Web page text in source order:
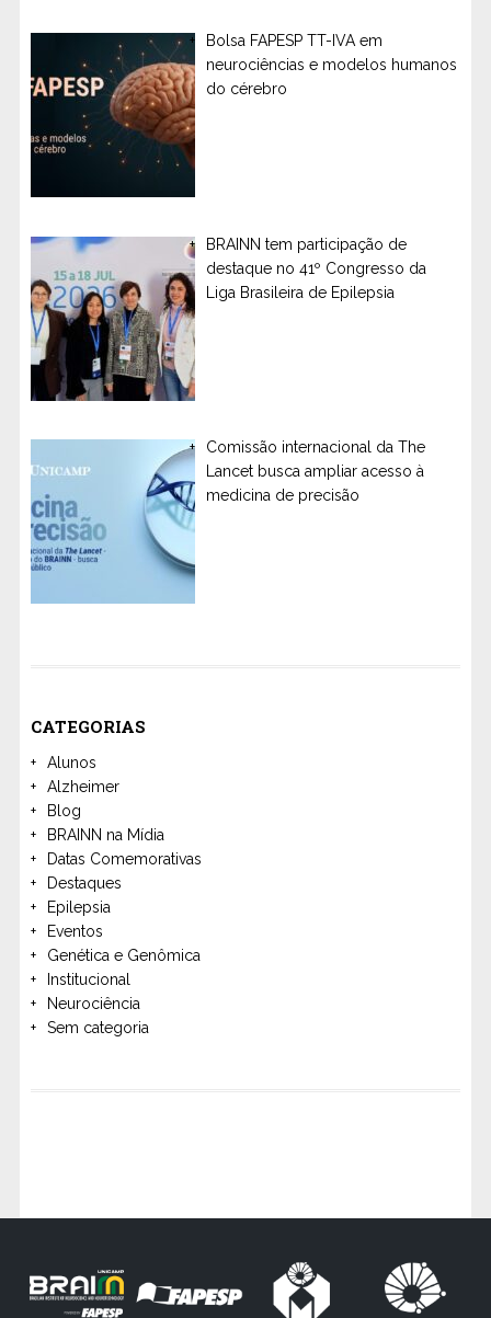
Bolsa FAPESP TT-IVA em
neurociências e modelos humanos
do cérebro
BRAINN tem participação de
destaque no 41º Congresso da
Liga Brasileira de Epilepsia
Comissão internacional da The
Lancet busca ampliar acesso à
medicina de precisão
CATEGORIAS
Alunos
Alzheimer
Blog
BRAINN na Mídia
Datas Comemorativas
Destaques
Epilepsia
Eventos
Genética e Genômica
Institucional
Neurociência
Sem categoria